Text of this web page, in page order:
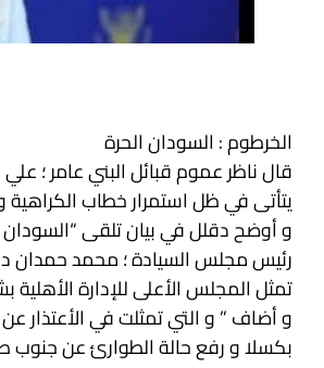
الخرطوم : السودان الحرة
قال ناظر عموم قبائل البني عامر ؛
يتأتى في ظل استمرار خطاب
و أوضح دقلل في بيان تلقى
رئيس مجلس السيادة ؛ محمد حمدان
تمثل المجلس الأعلى للإدارة
بكسلا و رفع حالة الطوارئ عن جنوب